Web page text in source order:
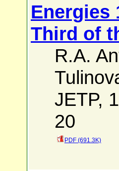
Energies
Third of
R.A.
JETP,
20
PDF (691.3K)